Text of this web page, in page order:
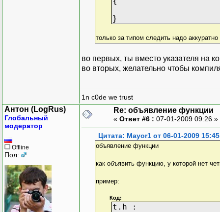
}
только за типом следить надо
во первых, ты вместо указателя на
во вторых, желательно чтобы
1n c0de we trust
Антон (LogRus)
Глобальный
модератор
Offline
Пол:
Re: объявление функции
« Ответ #6 : 07-01-2009 09:26 »
Цитата: Mayor1 от 06-01-2009 15:45
объявление функции
как объявить функцию, у которой нет
пример:
Код:
t.h :